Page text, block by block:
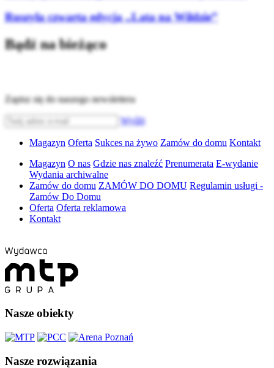
Ruszyła czwarta edycja „Lata na Wildzie”
Bądź na bieżąco
Zapisz się do naszego newslettera
Wyślij
Magazyn Oferta Sukces na żywo Zamów do domu Kontakt
Magazyn O nas Gdzie nas znaleźć Prenumerata E-wydanie
Wydania archiwalne
Zamów do domu ZAMÓW DO DOMU Regulamin usługi -
Zamów Do Domu
Oferta Oferta reklamowa
Kontakt
Nasze obiekty
Nasze rozwiązania